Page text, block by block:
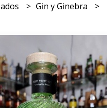
Gin y Ginebra